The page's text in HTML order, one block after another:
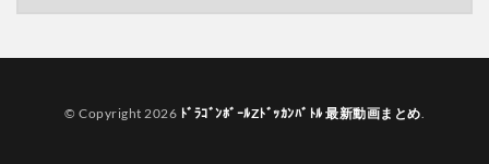
© Copyright 2026 ﾄﾞﾗｺﾞﾝﾎﾞｰﾙZﾄﾞｯｶﾝﾊﾞﾄﾙ 最新動画まとめ.